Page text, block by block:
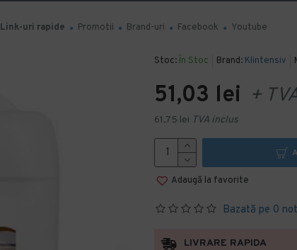
Link-uri rapide Promotii Brand-uri Facebook Youtube
Stoc: În Stoc Brand: Klintensiv
Bazată pe 0
51,03 lei +
61,75 lei TVA inclus
Adaugă la favorite
LIVRARE RAPIDA